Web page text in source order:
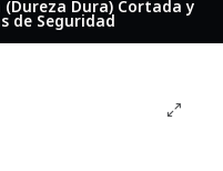
(Dureza Dura) Cortada y
de Seguridad